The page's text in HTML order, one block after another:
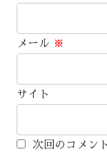
メール ※
サイト
次回のコメン